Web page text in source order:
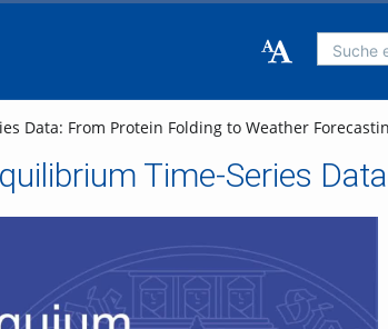
Suche
Data: From Protein Folding to Weather